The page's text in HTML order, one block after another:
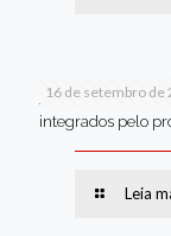
16 de setembro de
Jaboatão lidera
integrados pelo
Leia